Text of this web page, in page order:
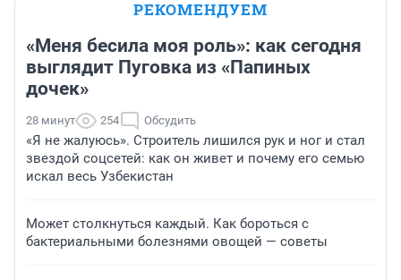
РЕКОМЕНДУЕМ
«Меня бесила моя роль»: как сегодня
выглядит Пуговка из «Папиных
дочек»
28 минут 254 Обсудить
«Я не жалуюсь». Строитель лишился рук и ног и стал
звездой соцсетей: как он живет и почему его семью
искал весь Узбекистан
Может столкнуться каждый. Как бороться с
бактериальными болезнями овощей — советы